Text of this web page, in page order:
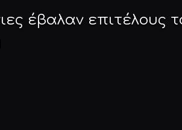
έβαλαν επιτέλους